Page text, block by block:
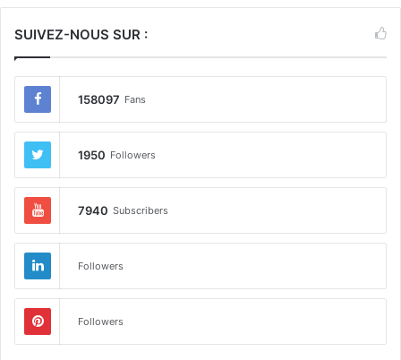
SUIVEZ-NOUS SUR :
158097 Fans
1950 Followers
7940 Subscribers
Followers
Followers